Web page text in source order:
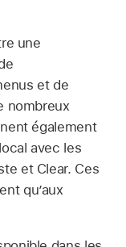
une
et de
nombreux
également
avec les
et Clear. Ces
qu’aux